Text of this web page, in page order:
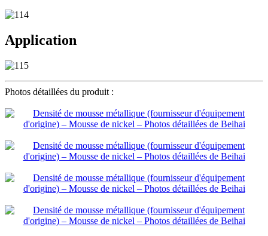
Application
Photos détaillées du produit :